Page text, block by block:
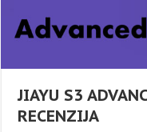
JIAYU S3
RECENZIJA